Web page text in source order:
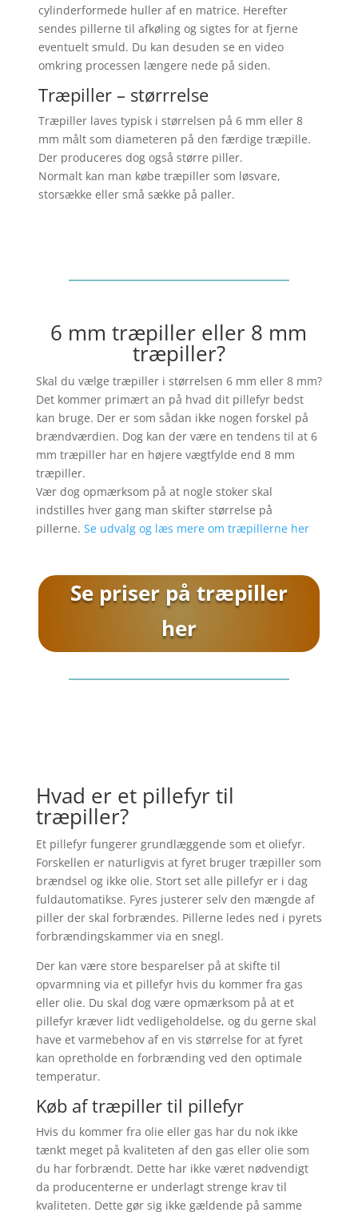
cylinderformede huller af en matrice. Herefter
sendes pillerne til afkøling og sigtes for at fjerne
eventuelt smuld. Du kan desuden se en video
omkring processen længere nede på siden.
Træpiller – størrrelse
Træpiller laves typisk i størrelsen på 6 mm eller 8
mm målt som diameteren på den færdige træpille.
Der produceres dog også større piller.
Normalt kan man købe træpiller som løsvare,
storsække eller små sække på paller.
6 mm træpiller eller 8 mm
træpiller?
Skal du vælge træpiller i størrelsen 6 mm eller 8 mm?
Det kommer primært an på hvad dit pillefyr bedst
kan bruge. Der er som sådan ikke nogen forskel på
brændværdien. Dog kan der være en tendens til at 6
mm træpiller har en højere vægtfylde end 8 mm
træpiller.
Vær dog opmærksom på at nogle stoker skal
indstilles hver gang man skifter størrelse på
pillerne. Se udvalg og læs mere om træpillerne her
Se priser på træpiller
her
Hvad er et pillefyr til
træpiller?
Et pillefyr fungerer grundlæggende som et oliefyr.
Forskellen er naturligvis at fyret bruger træpiller som
brændsel og ikke olie. Stort set alle pillefyr er i dag
fuldautomatikse. Fyres justerer selv den mængde af
piller der skal forbrændes. Pillerne ledes ned i pyrets
forbrændingskammer via en snegl.
Der kan være store besparelser på at skifte til
opvarmning via et pillefyr hvis du kommer fra gas
eller olie. Du skal dog være opmærksom på at et
pillefyr kræver lidt vedligeholdelse, og du gerne skal
have et varmebehov af en vis størrelse for at fyret
kan opretholde en forbrænding ved den optimale
temperatur.
Køb af træpiller til pillefyr
Hvis du kommer fra olie eller gas har du nok ikke
tænkt meget på kvaliteten af den gas eller olie som
du har forbrændt. Dette har ikke været nødvendigt
da producenterne er underlagt strenge krav til
kvaliteten. Dette gør sig ikke gældende på samme